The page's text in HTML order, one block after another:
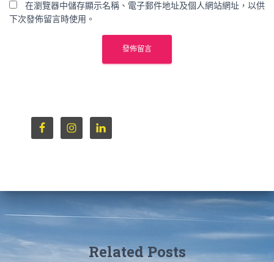
在瀏覽器中儲存顯示名稱、電子郵件地址及個人網站網址，以供
下次發佈留言時使用。
Related Posts